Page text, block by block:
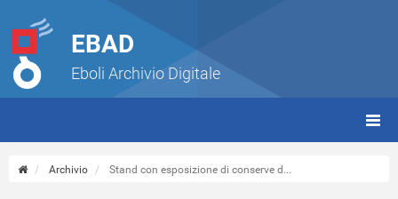
EBAD
Eboli Archivio Digitale
Archivio Stand con esposizione di conserve d...